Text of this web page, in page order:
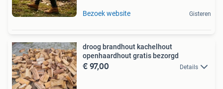
Bezoek website Gisteren
droog brandhout kachelhout
openhaardhout gratis bezorgd
€ 97,00 Details